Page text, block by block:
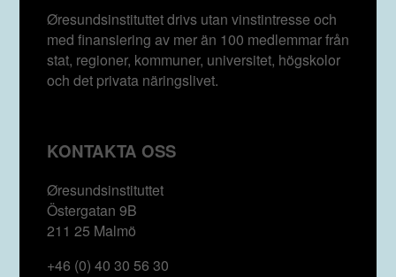
Øresundsinstituttet drivs utan vinst­intresse och
med finansiering av mer än 100 medlemmar från
stat, regioner, kommuner, universitet, högskolor
och det privata näringslivet.
KONTAKTA OSS
Øresundsinstituttet
Östergatan 9B
211 25 Malmö
+46 (0) 40 30 56 30